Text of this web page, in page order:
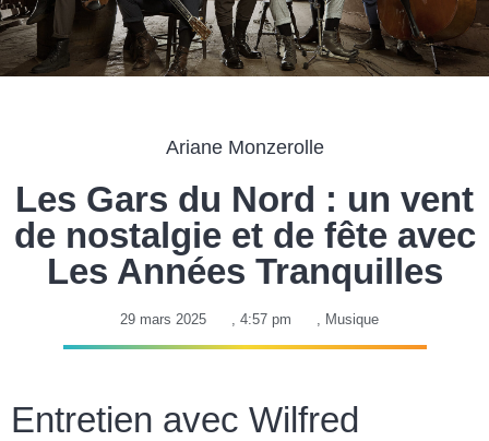
Ariane Monzerolle
Les Gars du Nord : un vent
de nostalgie et de fête avec
Les Années Tranquilles
29 mars 2025 , 4:57 pm , Musique
Entretien avec Wilfred